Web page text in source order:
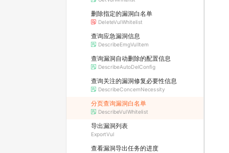
删除指定的漏洞白名单
DeleteVulWhitelist
查询应急漏洞信息
DescribeEmgVulItem
查询漏洞自动删除的配置信息
DescribeAutoDelConfig
查询关注的漏洞修复必要性信息
DescribeConcernNecessity
分页查询漏洞白名单
DescribeVulWhitelist
导出漏洞列表
ExportVul
查看漏洞导出任务的进度